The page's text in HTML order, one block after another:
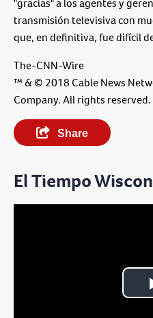
"gracias" a los agentes y
transmisión televisiva con
que, en definitiva, fue difícil
The-CNN-Wire
™ & © 2018 Cable News
Company. All rights reserved.
Share
El Tiempo